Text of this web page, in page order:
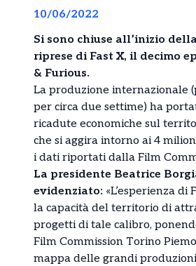
10/06/2022
Si sono chiuse all’inizio
riprese di Fast X, il decimo
& Furious.
La produzione internazionale
per circa due settime) ha
ricadute economiche sul
che si aggira intorno ai 4
i dati riportati dalla Film
La presidente Beatrice
evidenziato: «L’esperienza di
la capacità del territorio di
progetti di tale calibro,
Film Commission Torino
mappa delle grandi